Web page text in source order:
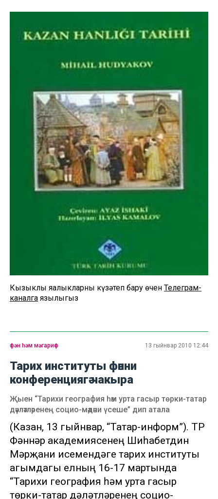
Кызыклы яңалыкларны күзәтеп бару өчен Телеграм-
каналга язылыгыз
фән һәм мәгариф 13 гыйнвар 2010 12:44
Тарих институты фәнни
конференциягә чакыра
Җыен “Тарихи география һәм урта гасыр төрки-татар
дәүләтләренең социо-мәдәни үсеше” дип атала
(Казан, 13 гыйнвар, “Татар-информ”). ТР
Фәннәр академиясенең Шиһабетдин
Мәрҗани исемендәге тарих институты
агымдагы елның 16-17 мартында
“Тарихи география һәм урта гасыр
төрки-татар дәүләтләренең социо-